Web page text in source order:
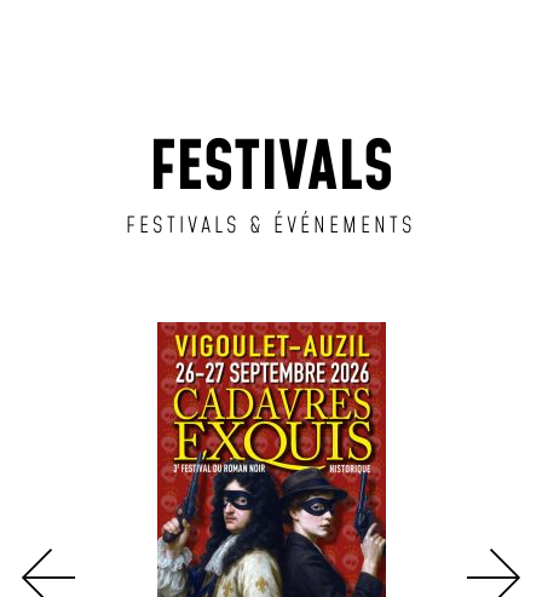
FESTIVALS
FESTIVALS & ÉVÉNEMENTS